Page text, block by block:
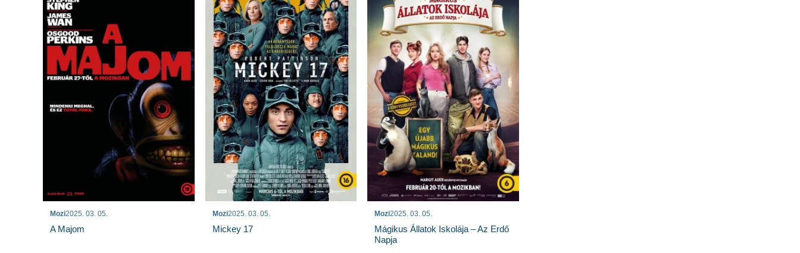
Mozi2025. 03. 05.
A Majom
Mozi2025. 03. 05.
Mickey 17
Mozi2025. 03. 05.
Mágikus Állatok Iskolája – Az Erdő
Napja